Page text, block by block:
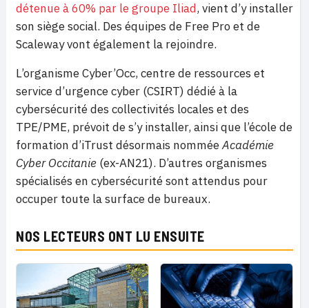
détenue à 60% par le groupe Iliad, vient d’y installer
son siège social. Des équipes de Free Pro et de
Scaleway vont également la rejoindre.
L’organisme Cyber’Occ, centre de ressources et
service d’urgence cyber (CSIRT) dédié à la
cybersécurité des collectivités locales et des
TPE/PME, prévoit de s’y installer, ainsi que l’école de
formation d’iTrust désormais nomméeAcadémie
Cyber Occitanie (ex-AN21). D’autres organismes
spécialisés en cybersécurité sont attendus pour
occuper toute la surface de bureaux.
NOS LECTEURS ONT LU ENSUITE